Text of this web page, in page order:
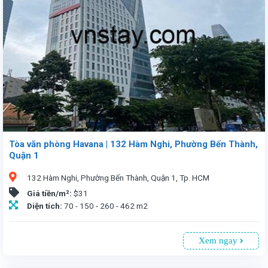
Tòa văn phòng Havana | 132 Hàm Nghi, Phường Bến Thành,
Quận 1
132 Hàm Nghi, Phường Bến Thành, Quận 1, Tp. HCM
Giá tiền/m²: $31
Diện tích: 70 - 150 - 260 - 462 m2
Xem ngay